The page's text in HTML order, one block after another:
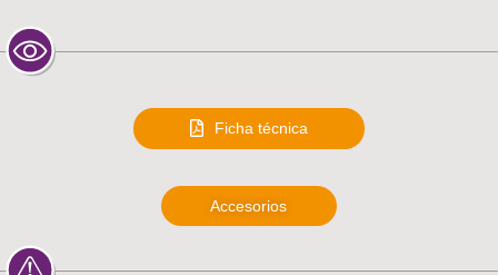
Ficha técnica
Accesorios